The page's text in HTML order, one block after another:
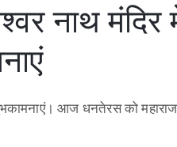
नाथ
आज धनतेरस को